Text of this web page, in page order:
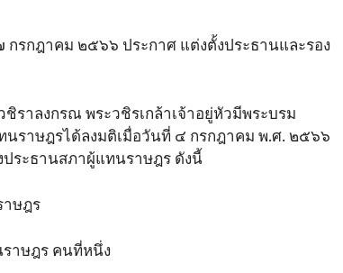
กรกฎาคม ๒๕๖๖ ประกาศ แต่งตั้งประธานและรอง
ราลงกรณ พระวชิรเกล้าเจ้าอยู่หัวมีพระบรม
นราษฎรได้ลงมติเมื่อวันที่ ๔ กรกฎาคม​ พ.ศ. ๒๕๖๖
ระธานสภาผู้แทนราษฎร ดังนี้
ษฎร
าษฎร คนที่หนึ่ง